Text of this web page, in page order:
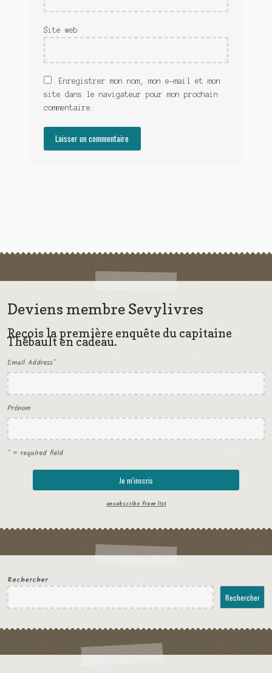
Site web
Enregistrer mon nom, mon e-mail et mon
site dans le navigateur pour mon prochain
commentaire.
Deviens membre Sevylivres
Reçois la première enquête du capitaine
Thébault en cadeau.
Email Address*
Prénom
* = required field
unsubscribe from list
Rechercher
Rechercher